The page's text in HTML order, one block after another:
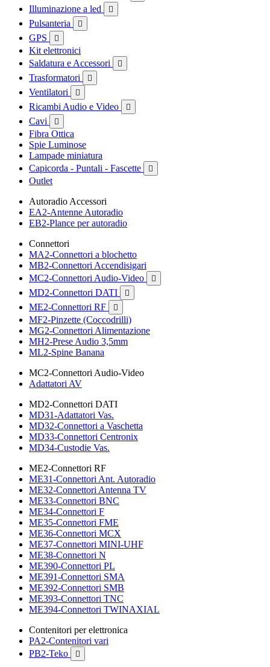
Illuminazione a led 
Pulsanteria 
GPS 
Kit elettronici
Saldatura e Accessori

Trasformatori 
Ventilatori 
Ricambi Audio e Video 
Cavi 
Fibra Ottica
Spie Luminose
Lampade miniatura
Capicorda - Puntali - Fascette

Outlet
Autoradio Accessori
EA2-Antenne Autoradio
EB2-Plance per autoradio
Connettori
MA2-Connettori a blochetto
MB2-Connettori Accendisigari
MC2-Connettori Audio-Video

MD2-Connettori DATI 
ME2-Connettori RF 
MF2-Pinzette (Coccodrilli)
MG2-Connettori Alimentazione
MH2-Prese Audio 3,5mm
ML2-Spine Banana
MC2-Connettori Audio-Video
Adattatori AV
MD2-Connettori DATI
MD31-Adattatori Vas.
MD32-Connettori a Vaschetta
MD33-Connettori Centronix
MD34-Custodie Vas.
ME2-Connettori RF
ME31-Connettori Ant. Autoradio
ME32-Connettori Antenna TV
ME33-Connettori BNC
ME34-Connettori F
ME35-Connettori FME
ME36-Connettori MCX
ME37-Connettori MINI-UHF
ME38-Connettori N
ME390-Connettori PL
ME391-Connettori SMA
ME392-Connettori SMB
ME393-Connettori TNC
ME394-Connettori TWINAXIAL
Contenitori per elettronica
PA2-Contenitori vari
PB2-Teko
